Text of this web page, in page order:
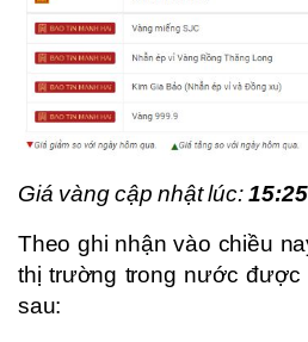
Giá vàng cập nhật lúc:
Theo ghi nhận vào chiều
thị trường trong nước
sau: